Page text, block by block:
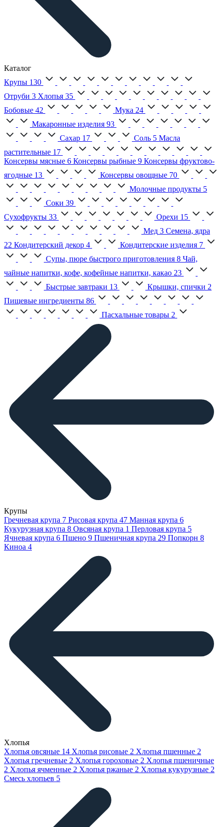
Каталог
Крупы 130
Отруби 3 Хлопья 35
Бобовые 42 Мука 24
Макаронные изделия 93
Сахар 17 Соль 5 Масла
растительные 17
Консервы мясные 6 Консервы рыбные 9 Консервы фруктово-
ягодные 13 Консервы овощные 70
Молочные продукты 5
Соки 39
Сухофрукты 33 Орехи 15
Мед 3 Семена, ядра
22 Кондитерский декор 4 Кондитерские изделия 7
Супы, пюре быстрого приготовления 8 Чай,
чайные напитки, кофе, кофейные напитки, какао 23
Быстрые завтраки 13 Крышки, спички 2
Пищевые ингредиенты 86
Пасхальные товары 2
Крупы
Гречневая крупа 7 Рисовая крупа 47 Манная крупа 6
Кукурузная крупа 8 Овсяная крупа 1 Перловая крупа 5
Ячневая крупа 6 Пшено 9 Пшеничная крупа 29 Попкорн 8
Киноа 4
Хлопья
Хлопья овсяные 14 Хлопья рисовые 2 Хлопья пшенные 2
Хлопья гречневые 2 Хлопья гороховые 2 Хлопья пшеничные
2 Хлопья ячменные 2 Хлопья ржаные 2 Хлопья кукурузные 2
Смесь хлопьев 5